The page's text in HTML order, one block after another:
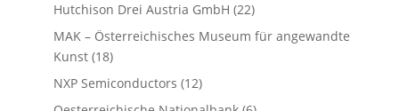
Hutchison Drei Austria GmbH (22)
MAK – Österreichisches Museum für angewandte
Kunst(18)
NXP Semiconductors (12)